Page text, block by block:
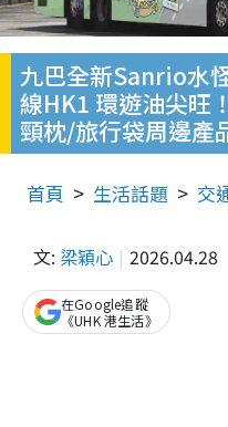
九巴全新Sanrio水
線HK1 環遊油尖旺
頸枕/旅行袋周邊產
首頁 生活話題 交
文: 梁穎心 2026.04.28
在Google追蹤
《UHK 港生活》